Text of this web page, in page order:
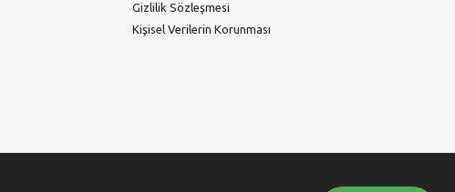
Gizlilik Sözleşmesi
Kişisel Verilerin Korunması